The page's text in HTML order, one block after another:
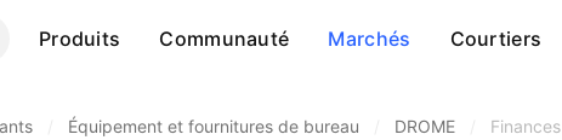
Produits Communauté Marchés Courtiers
Équipement et fournitures de bureau DROME Finances